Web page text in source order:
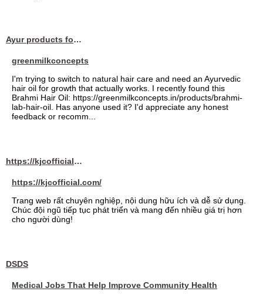
Ayur products for hair
greenmilkconcepts
I'm trying to switch to natural hair care and need an Ayurvedic
hair oil for growth that actually works. I recently found this
Brahmi Hair Oil: https://greenmilkconcepts.in/products/brahmi-
lab-hair-oil. Has anyone used it? I'd appreciate any honest
feedback or recomm...
https://kjcofficial.com/
https://kjcofficial.com/
Trang web rất chuyên nghiệp, nội dung hữu ích và dễ sử dụng.
Chúc đội ngũ tiếp tục phát triển và mang đến nhiều giá trị hơn
cho người dùng!
DSDS
Medical Jobs That Help Improve Community Health